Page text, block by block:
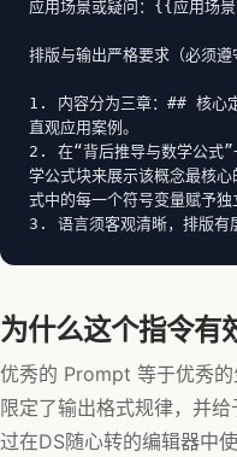
应用场景或疑问：{{应用场
排版与输出严格要求（必须遵
1. 内容分为三章：## 核心
直观应用案例。
2. 在“背后推导与数学公式
学公式块来展示该概念最核
式中的每一个符号变量赋予独
3. 语言须客观清晰，排版有
为什么这个指令有
优秀的 Prompt 等于优秀的
限定了输出格式规律，并
过在DS随心转的编辑器中